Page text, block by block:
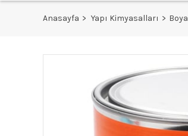
Anasayfa Yapı Kimyasalları Boya